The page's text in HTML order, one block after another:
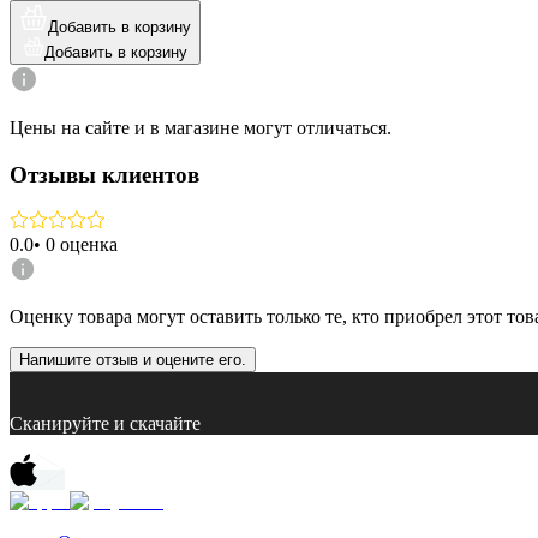
Добавить в корзину
Добавить в корзину
Цены на сайте и в магазине могут отличаться.
Отзывы клиентов
0.0• 0 оценка
Оценку товара могут оставить только те, кто приобрел этот
Напишите отзыв и оцените его.
Сканируйте и скачайте